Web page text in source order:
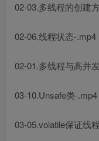
02-03.多线程的创建
02-06.线程状态-.mp4
02-01.多线程与高并
03-10.Unsafe类-.mp4
03-05.volatile保证线